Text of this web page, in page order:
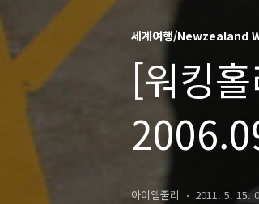
세계여행/Newzealand
[워킹
아이엠줄리 2011. 5. 15.